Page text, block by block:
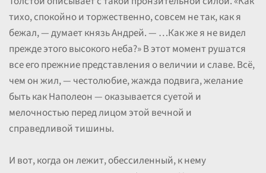
тихо, спокойно и торжественно, совсем не так, как я
бежал, — думает князь Андрей. — …Как же я не видел
прежде этого высокого неба?» В этот момент рушатся
все его прежние представления о величии и славе. Всё,
чем он жил, — честолюбие, жажда подвига, желание
быть как Наполеон — оказывается суетой и
мелочностью перед лицом этой вечной и
справедливой тишины.
И вот, когда он лежит, обессиленный, к нему